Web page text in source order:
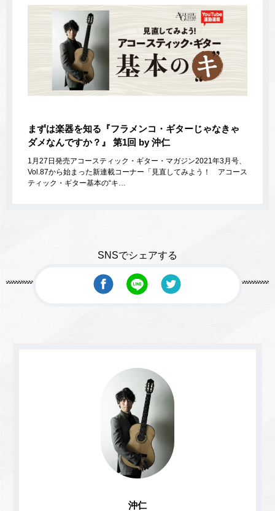
まずは楽器を知る『フラメンコ・ギターじゃなきゃ
ダメなんですか？』 第1回 by 沖仁
1月27日発売アコースティック・ギター・マガジン2021年3月号、
Vol.87から始まった新連載コーナー「見直してみよう！ アコース
ティック・ギター基本の“キ…
SNSでシェアする
沖仁